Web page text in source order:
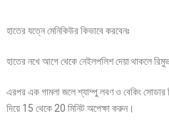
হাতের যত্নে মেনিকিউর কিভাবে করবেনঃ
হাতের নখে আগে থেকে নেইলপলিশ দেয়া থাকলে
এরপর এক গামলা জলে শ্যাম্পু লবণ ও বেকিং
দিয়ে 15 থেকে 20 মিনিট অপেক্ষা করুন।